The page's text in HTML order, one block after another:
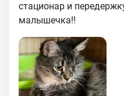
стационар и
малышечка!!